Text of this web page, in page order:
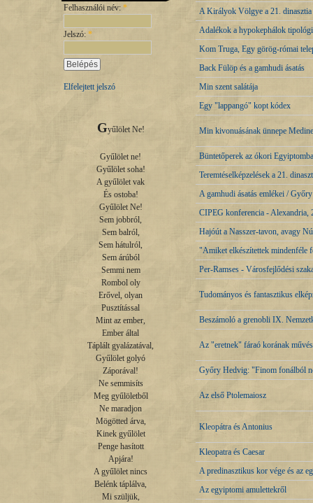
Felhasználói név: *
Jelszó: *
Elfelejtett jelszó
Gyűlölet Ne!
Gyűlölet ne!
Gyűlölet soha!
A gyűlölet vak
És ostoba!
Gyűlölet Ne!
Sem jobbról,
Sem balról,
Sem hátulról,
Sem árúból
Semmi nem
Rombol oly
Erővel, olyan
Pusztítással
Mint az ember,
Ember által
Táplált gyalázatával,
Gyűlölet golyó
Záporával!
Ne semmisíts
Meg gyűlöletből
Ne maradjon
Mögötted árva,
Kinek gyűlölet
Penge hasított
Apjára!
A gyűlölet nincs
Belénk táplálva,
Mi szüljük,
A Királyok Völgye a 21. dinasztia
Adalékok a hypokephálok
Kom Truga, Egy görög-római
Back Fülöp és a gamhudi ásatás
Min szent salátája
Egy "lappangó" kopt kódex
Min kivonuásának ünnepe
Büntetőperek az ókori
Teremtéselképzelések a 21.
A gamhudi ásatás emlékei /
CIPEG konferencia - Alexandria,
Hajóút a Nasszer-tavon, avagy
"Amiket elkészítettek mindenféle
Per-Ramses - Városfejlődési
Tudományos és fantasztikus
Beszámoló a grenobli IX.
Az "eretnek" fáraó korának
Győry Hedvig: "Finom fonálból
Az első Ptolemaiosz
Kleopátra és Antonius
Kleopatra és Caesar
A predinasztikus kor vége és az
Az egyiptomi amulettekről